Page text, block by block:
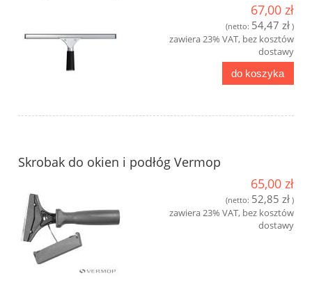
67,00 zł
(netto: 54,47 zł )
zawiera 23% VAT, bez kosztów
dostawy
do koszyka
Skrobak do okien i podłóg Vermop
65,00 zł
(netto: 52,85 zł )
zawiera 23% VAT, bez kosztów
dostawy